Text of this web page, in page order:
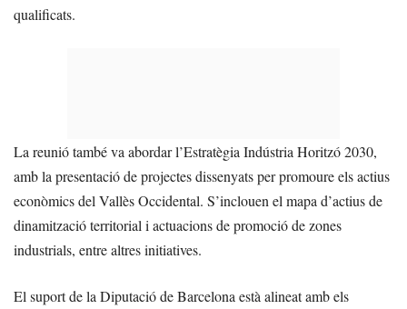
qualificats.
La reunió també va abordar l’Estratègia Indústria Horitzó 2030,
amb la presentació de projectes dissenyats per promoure els actius
econòmics del Vallès Occidental. S’inclouen el mapa d’actius de
dinamització territorial i actuacions de promoció de zones
industrials, entre altres initiatives.
El suport de la Diputació de Barcelona està alineat amb els